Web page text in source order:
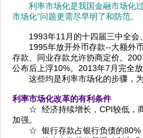
利率市场化是我国金融市场化过
市场化”问题更需尽早明了和防范。
1993年11月的十四届三中全会、
1995年放开外币存款--大额外币
存款、同业存款允许协商定价。
公布后上浮10%。2013年7月完全
这些均是利率市场化的步骤，为
利率市场化改革的有利条件
☆ 经济持续增长，CPI较低，商
加强。
☆ 银行存款占银行负债的80%，